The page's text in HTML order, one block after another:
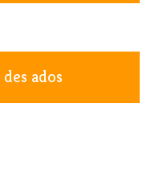
ados